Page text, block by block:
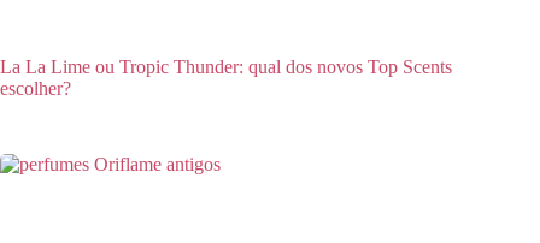
La La Lime ou Tropic Thunder: qual dos novos Top Scents
escolher?